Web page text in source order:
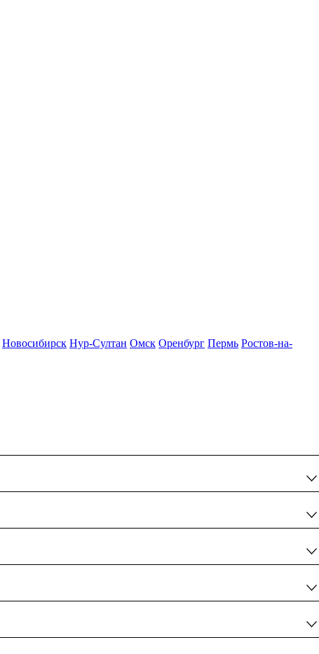
Новосибирск Нур-Султан Омск Оренбург Пермь Ростов-на-